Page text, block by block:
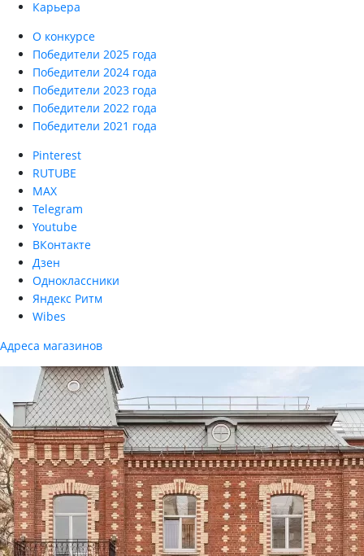
Карьера
О конкурсе
Победители 2025 года
Победители 2024 года
Победители 2023 года
Победители 2022 года
Победители 2021 года
Pinterest
RUTUBE
MAX
Telegram
Youtube
ВКонтакте
Дзен
Одноклассники
Яндекс Ритм
Wibes
Адреса магазинов